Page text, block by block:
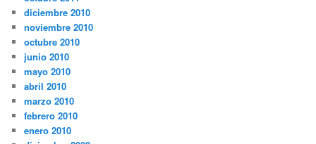
diciembre 2010
noviembre 2010
octubre 2010
junio 2010
mayo 2010
abril 2010
marzo 2010
febrero 2010
enero 2010